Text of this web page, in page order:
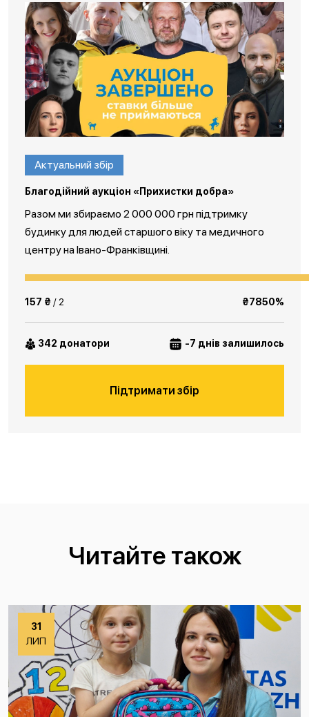
Актуальний збір
Благодійний аукціон «Прихистки добра»
Разом ми збираємо 2 000 000 грн підтримку
будинку для людей старшого віку та медичного
центру на Івано-Франківщині.
157 ₴ / 2 ₴7850%
342 донатори -7 днів залишилось
Підтримати збір
Читайте також
31
ЛИП